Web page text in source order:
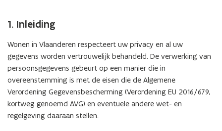
Afdeling
1. Inleiding
Wonen in Vlaanderen respecteert uw privacy en al uw
gegevens worden vertrouwelijk behandeld. De verwerking van
persoonsgegevens gebeurt op een manier die in
overeenstemming is met de eisen die de Algemene
Verordening Gegevensbescherming (Verordening EU 2016/679,
kortweg genoemd AVG) en eventuele andere wet- en
regelgeving daaraan stellen.